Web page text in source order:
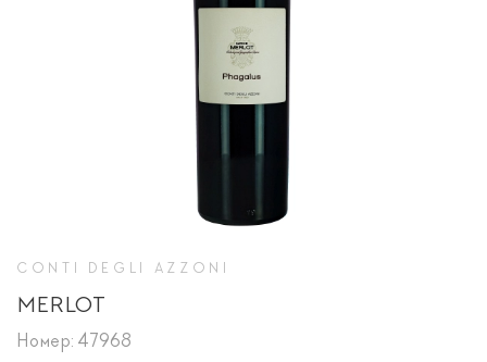
CONTI DEGLI AZZONI
MERLOT
Номер: 47968